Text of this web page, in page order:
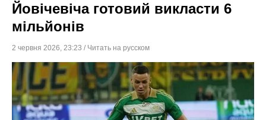
Йовічевіча готовий викласти 6
мільйонів
2 червня 2026, 23:23 / Читать на русском